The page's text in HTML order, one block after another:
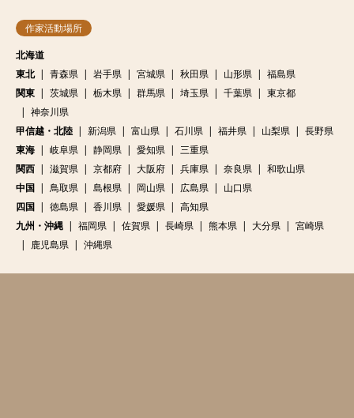
作家活動場所
北海道
東北
青森県 岩手県 宮城県 秋田県 山形県
福島県
関東
茨城県 栃木県 群馬県 埼玉県 千葉県
東京都
神奈川県
甲信越・北陸
新潟県 富山県 石川県 福井県 山梨県
長野県
東海
岐阜県 静岡県 愛知県
三重県
関西
滋賀県 京都府 大阪府 兵庫県 奈良県
和歌山県
中国
鳥取県 島根県 岡山県 広島県
山口県
四国
徳島県 香川県 愛媛県
高知県
九州・沖縄
福岡県 佐賀県 長崎県 熊本県 大分県
宮崎県
鹿児島県
沖縄県